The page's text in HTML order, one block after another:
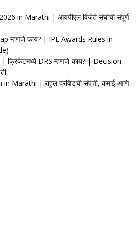
in Marathi | आयपीएल विजेते संघांची संपूर्ण
म्हणजे काय? | IPL Awards Rules in
क्रिकेटमध्ये DRS म्हणजे काय? | Decision
Marathi | राहुल द्रविडची संपत्ती, कमाई आणि